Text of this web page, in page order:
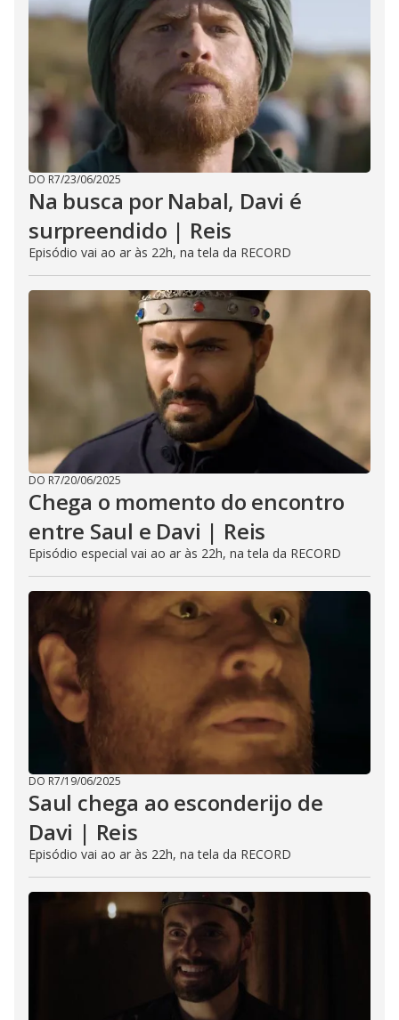
DO R7/23/06/2025
Na busca por Nabal, Davi é
surpreendido | Reis
Episódio vai ao ar às 22h, na tela da RECORD
DO R7/20/06/2025
Chega o momento do encontro
entre Saul e Davi | Reis
Episódio especial vai ao ar às 22h, na tela da RECORD
DO R7/19/06/2025
Saul chega ao esconderijo de
Davi | Reis
Episódio vai ao ar às 22h, na tela da RECORD